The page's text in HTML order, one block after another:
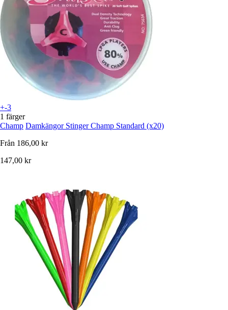
+-3
1 färger
Champ Damkängor Stinger Champ Standard (x20)
Från 186,00 kr
147,00 kr